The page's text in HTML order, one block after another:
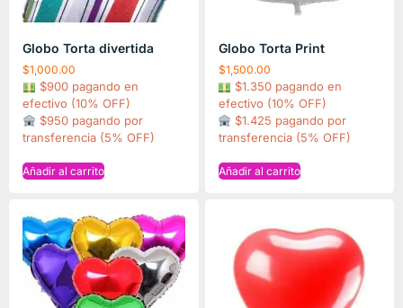
Globo Torta divertida
$1,000.00
$900 pagando en
efectivo (10% OFF)
$950 pagando por
transferencia (5% OFF)
Añadir al carrito
Globo Torta Print
$1,500.00
$1.350 pagando en
efectivo (10% OFF)
$1.425 pagando por
transferencia (5% OFF)
Añadir al carrito